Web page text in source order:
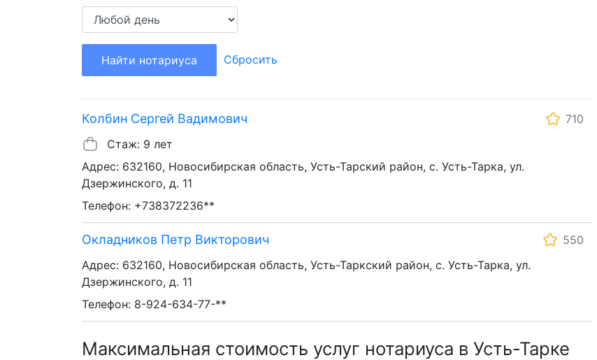
Найти нотариуса Сбросить
Колбин Сергей Вадимович
710
Стаж: 9 лет
Адрес: 632160, Новосибирская область, Усть-Тарский район, с. Усть-Тарка, ул.
Дзержинского, д. 11
Телефон: +738372236**
Окладников Петр Викторович
550
Адрес: 632160, Новосибирская область, Усть-Таркский район, с. Усть-Тарка, ул.
Дзержинского, д. 11
Телефон: 8-924-634-77-**
Максимальная стоимость услуг нотариуса в Усть-Тарке